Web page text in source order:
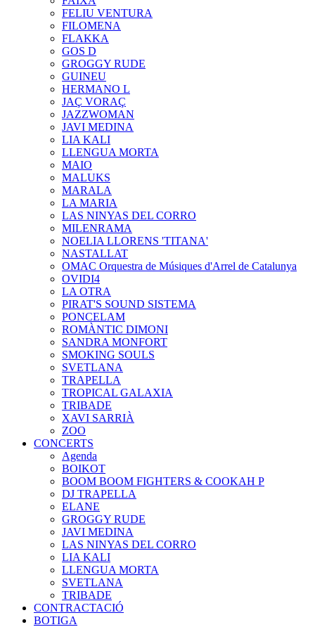
FELIU VENTURA
FILOMENA
FLAKKA
GOS D
GROGGY RUDE
GUINEU
HERMANO L
JAÇ VORAÇ
JAZZWOMAN
JAVI MEDINA
LIA KALI
LLENGUA MORTA
MAIO
MALUKS
MARALA
LA MARIA
LAS NINYAS DEL CORRO
MILENRAMA
NOELIA LLORENS 'TITANA'
NASTALLAT
OMAC Orquestra de Músiques d'Arrel de Catalunya
OVIDI4
LA OTRA
PIRAT'S SOUND SISTEMA
PONCELAM
ROMÀNTIC DIMONI
SANDRA MONFORT
SMOKING SOULS
SVETLANA
TRAPELLA
TROPICAL GALAXIA
TRIBADE
XAVI SARRIÀ
ZOO
CONCERTS
Agenda
BOIKOT
BOOM BOOM FIGHTERS & COOKAH P
DJ TRAPELLA
ELANE
GROGGY RUDE
JAVI MEDINA
LAS NINYAS DEL CORRO
LIA KALI
LLENGUA MORTA
SVETLANA
TRIBADE
CONTRACTACIÓ
BOTIGA